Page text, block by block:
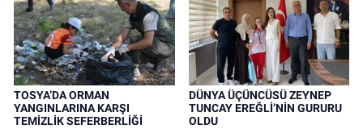
TOSYA’DA ORMAN
YANGINLARINA KARŞI
TEMİZLİK SEFERBERLİĞİ
DÜNYA ÜÇÜNCÜSÜ ZEYNEP
TUNCAY EREĞLİ’NİN GURURU
OLDU